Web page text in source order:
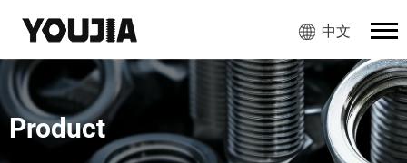
中文
Product